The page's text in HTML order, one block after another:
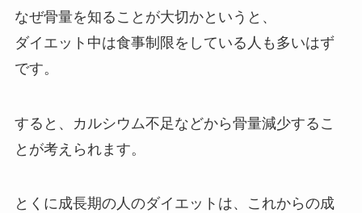
なぜ骨量を知ることが大切かというと、
ダイエット中は食事制限をしている人も多いはず
です。
すると、 カルシウム不足などから骨量減少するこ
とが考えられます。
とくに成長期の人のダイエットは、これからの成